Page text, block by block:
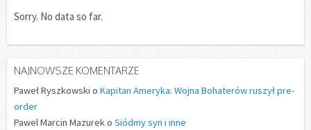
Sorry. No data so far.
NAJNOWSZE KOMENTARZE
Paweł Ryszkowski o Kapitan Ameryka: Wojna Bohaterów ruszył pre-
order
Pawel Marcin Mazurek o Siódmy syn i inne